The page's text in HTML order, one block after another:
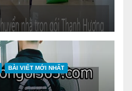
BÀI VIẾT MỚI NHẤT